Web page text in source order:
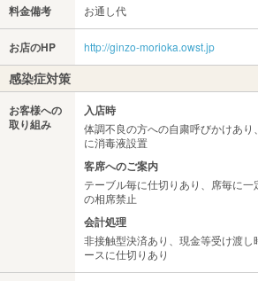
料金備考 お通し代
お店のHP http://ginzo-morioka.owst.jp
感染症対策
お客様への
取り組み
入店時
体調不良の方への自粛呼びかけあ
に消毒液設置
客席へのご案内
テーブル毎に仕切りあり、席毎に一
の相席禁止
会計処理
非接触型決済あり、現金等受け渡
ースに仕切りあり